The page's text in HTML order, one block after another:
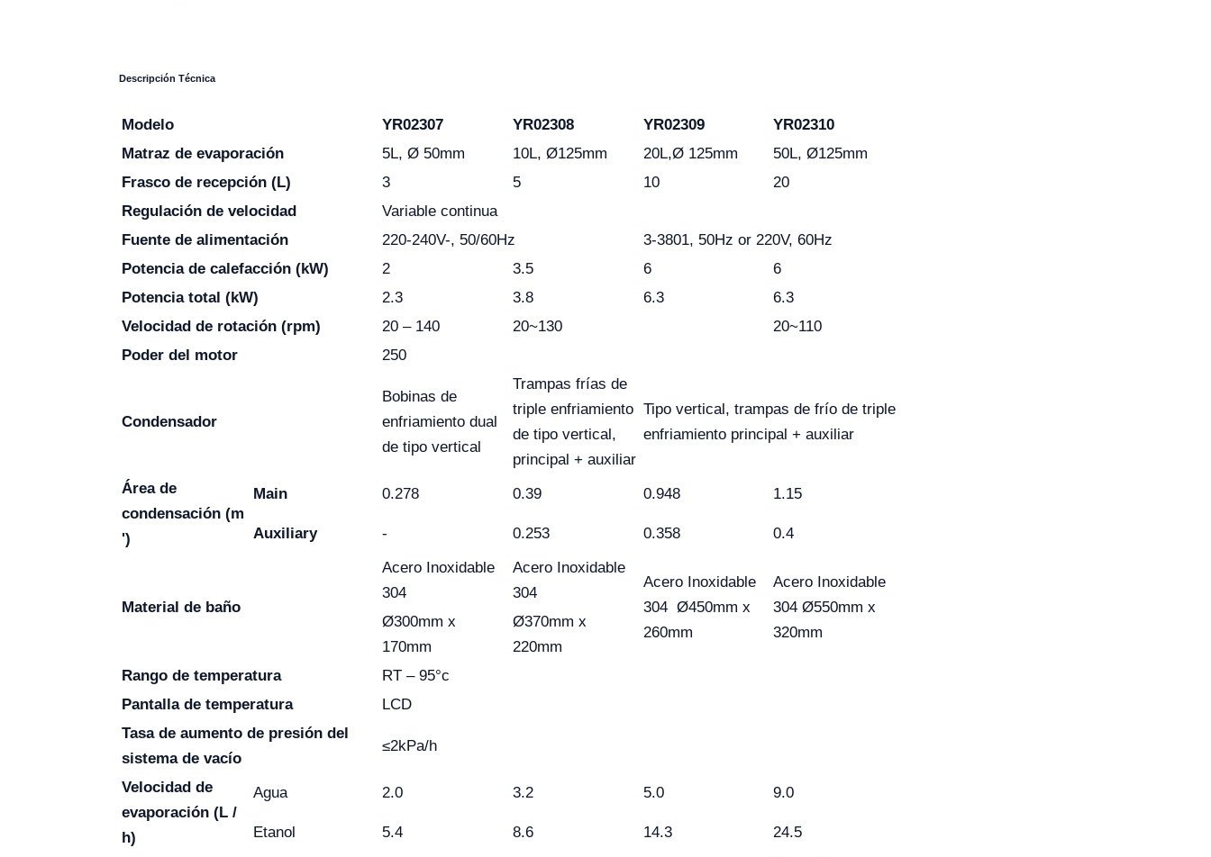
Descripción Técnica
Modelo YR02307 YR02308 YR02309
YR02310
Matraz de evaporación
5L, Ø 50mm 10L, Ø125mm 20L,Ø 125mm
50L, Ø125mm
Frasco de recepción (L)
3 5 10
20
Regulación de velocidad
Variable continua
Fuente de alimentación
220-240V-, 50/60Hz
3-3801, 50Hz or 220V, 60Hz
Potencia de calefacción (kW)
2 3.5 6
6
Potencia total (kW)
2.3 3.8 6.3
6.3
Velocidad de rotación (rpm)
20 – 140 20~130
20~110
Poder del motor
250
Condensador
Bobinas de
enfriamiento dual
de tipo vertical
Trampas frías de
triple enfriamiento
de tipo vertical,
principal + auxiliar
Tipo vertical, trampas de frío de triple
enfriamiento principal + auxiliar
Área de
condensación (m
')
Main 0.278 0.39 0.948 1.15
Auxiliary - 0.253 0.358 0.4
Material de baño
Acero Inoxidable
304
Acero Inoxidable
304
Acero Inoxidable
304 Ø450mm x
260mm
Acero Inoxidable
304 Ø550mm x
320mm
Ø300mm x
170mm
Ø370mm x
220mm
Rango de temperatura
RT – 95°c
Pantalla de temperatura
LCD
Tasa de aumento de presión del
sistema de vacío
≤2kPa/h
Velocidad de
evaporación (L /
h)
Agua 2.0 3.2 5.0 9.0
Etanol 5.4 8.6 14.3 24.5